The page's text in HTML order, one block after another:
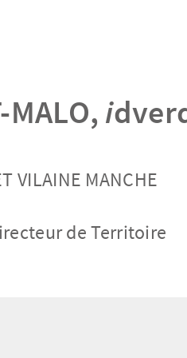
MALO, i
VILAINE MANCHE
de Territoire